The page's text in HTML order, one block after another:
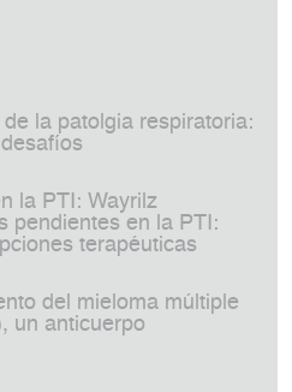
la patolgia respiratoria:
la PTI: Wayrilz
pendientes en la PTI:
terapéuticas
del mieloma múltiple
un anticuerpo